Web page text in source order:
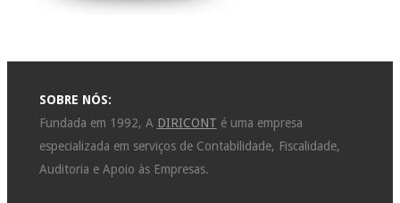
SOBRE NÓS:
Fundada em 1992, A DIRICONT é uma empresa
especializada em serviços de Contabilidade, Fiscalidade,
Auditoria e Apoio às Empresas.